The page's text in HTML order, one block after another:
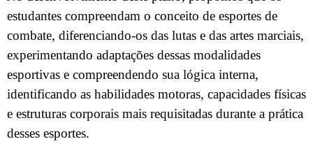
estudantes compreendam o conceito de esportes de
combate, diferenciando-os das lutas e das artes marciais,
experimentando adaptações dessas modalidades
esportivas e compreendendo sua lógica interna,
identificando as habilidades motoras, capacidades físicas
e estruturas corporais mais requisitadas durante a prática
desses esportes.